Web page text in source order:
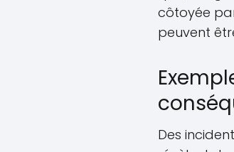
côtoyée
peuvent
Des